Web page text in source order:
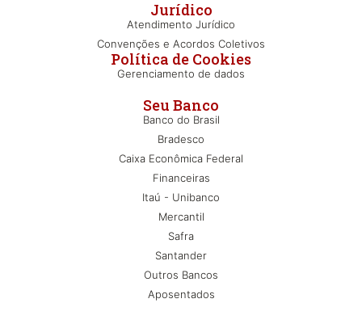
Seu Banco
Banco do Brasil
Bradesco
Caixa Econômica Federal
Financeiras
Itaú - Unibanco
Mercantil
Safra
Santander
Outros Bancos
Aposentados
Jurídico
Atendimento Jurídico
Convenções e Acordos Coletivos
Política de Cookies
Gerenciamento de dados